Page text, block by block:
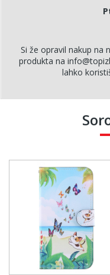
Si že opravil nakup na
produkta na
lahko